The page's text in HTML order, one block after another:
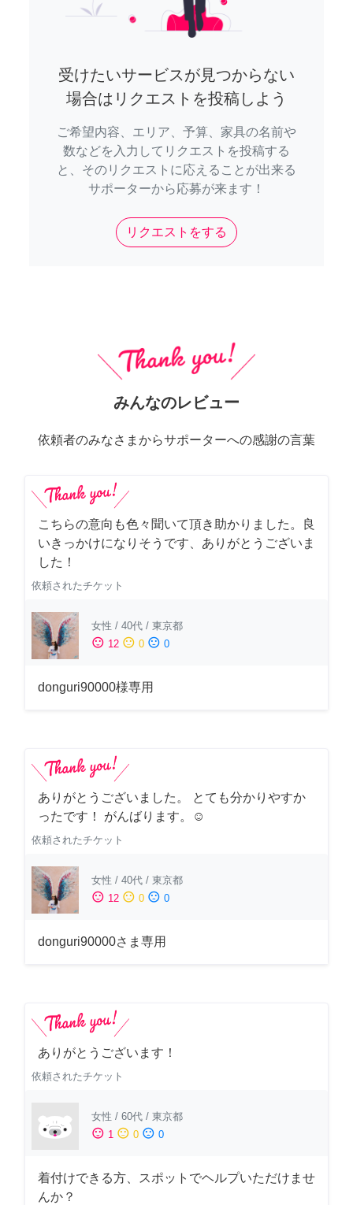
受けたいサービスが見つからない
場合はリクエストを投稿しよう
ご希望内容、エリア、予算、家具の名前や
数などを入力してリクエストを投稿する
と、そのリクエストに応えることが出来る
サポーターから応募が来ます！
リクエストをする
みんなのレビュー
依頼者のみなさまからサポーターへの感謝の言葉
こちらの意向も色々聞いて頂き助かりました。良
いきっかけになりそうです、ありがとうございま
した！
依頼されたチケット
女性 / 40代 / 東京都
sentiment_satisfied 12 sentiment_neutral 0 sentiment_dissatisfied 0
donguri90000様専用
ありがとうございました。 とても分かりやすか
ったです！ がんばります。☺️
依頼されたチケット
女性 / 40代 / 東京都
sentiment_satisfied 12 sentiment_neutral 0 sentiment_dissatisfied 0
donguri90000さま専用
ありがとうございます！
依頼されたチケット
女性 / 60代 / 東京都
sentiment_satisfied 1 sentiment_neutral 0 sentiment_dissatisfied 0
着付けできる方、スポットでヘルプいただけませ
んか？